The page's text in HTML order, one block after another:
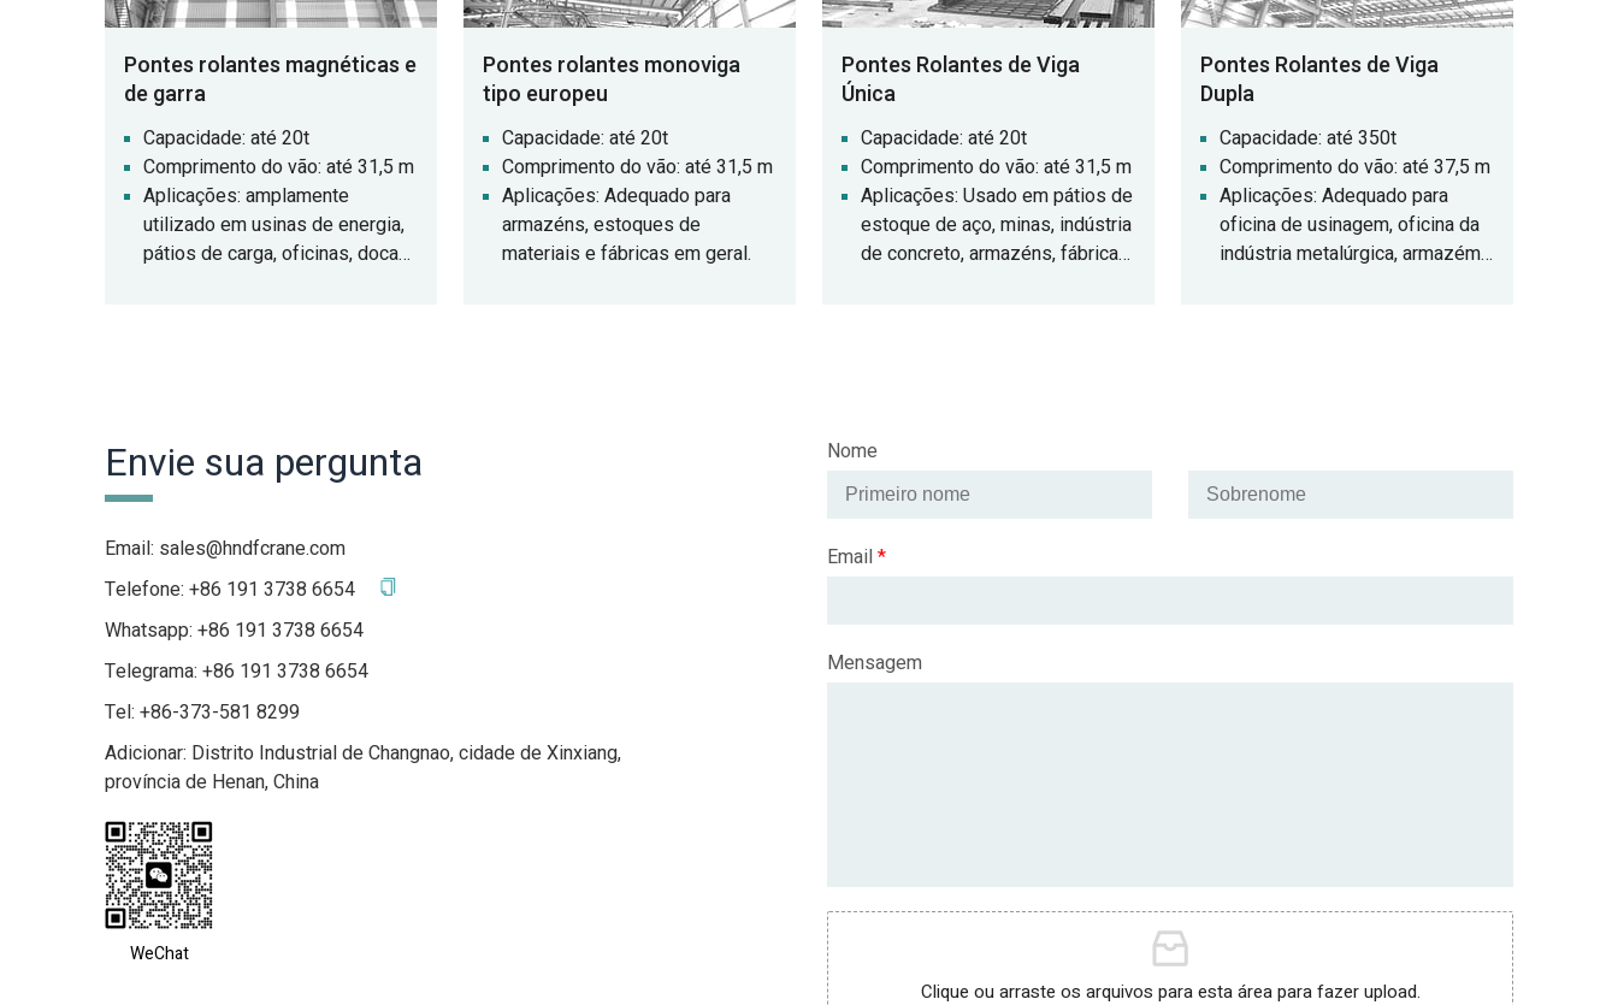
Pontes rolantes magnéticas e
de garra
Capacidade: até 20t
Comprimento do vão: até 31,5 m
Aplicações: amplamente
utilizado em usinas de energia,
pátios de carga, oficinas, docas,
Pontes rolantes monoviga
tipo europeu
Capacidade: até 20t
Comprimento do vão: até 31,5 m
Aplicações: Adequado para
armazéns, estoques de
materiais e fábricas em geral.
Pontes Rolantes de Viga
Única
Capacidade: até 20t
Comprimento do vão: até 31,5 m
Aplicações: Usado em pátios de
estoque de aço, minas, indústria
de concreto, armazéns, fábricas,
Pontes Rolantes de Viga
Dupla
Capacidade: até 350t
Comprimento do vão: até 37,5 m
Aplicações: Adequado para
oficina de usinagem, oficina da
indústria metalúrgica, armazém,
Envie sua pergunta
Email: sales@hndfcrane.com
Telefone: +86 191 3738 6654
Whatsapp: +86 191 3738 6654
Telegrama: +86 191 3738 6654
Tel: +86-373-581 8299
Adicionar: Distrito Industrial de Changnao, cidade de Xinxiang,
província de Henan, China
WeChat
Nome
Email*
Mensagem
Clique ou arraste os arquivos para esta área para fazer upload.